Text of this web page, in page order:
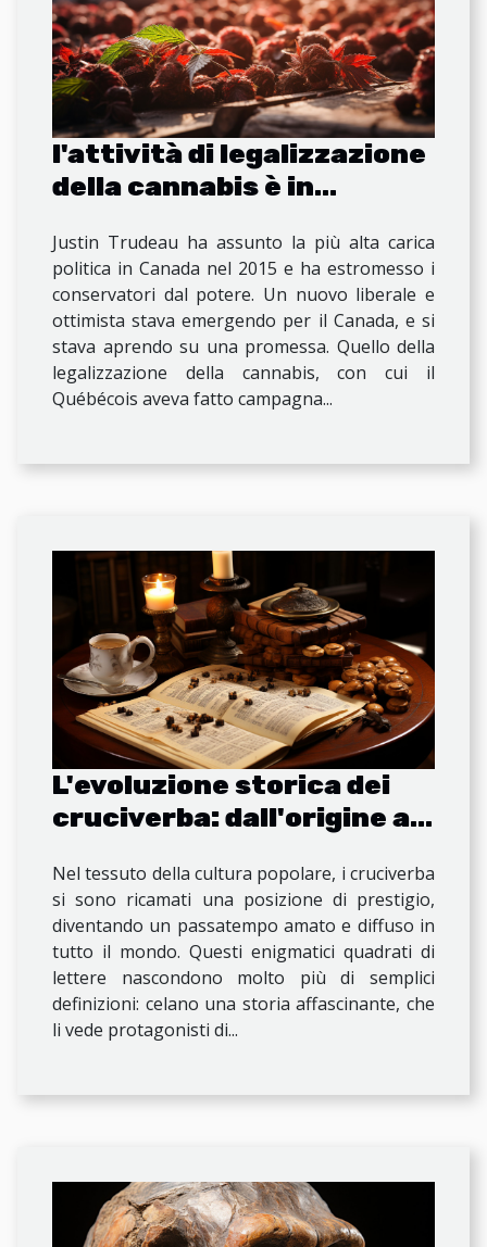
l'attività di legalizzazione
della cannabis è in
Justin Trudeau ha assunto la più alta carica
politica in Canada nel 2015 e ha estromesso i
conservatori dal potere. Un nuovo liberale e
ottimista stava emergendo per il Canada, e si
stava aprendo su una promessa. Quello della
legalizzazione della cannabis, con cui il
Québécois aveva fatto campagna...
L'evoluzione storica dei
cruciverba: dall'origine ai
Nel tessuto della cultura popolare, i cruciverba
si sono ricamati una posizione di prestigio,
diventando un passatempo amato e diffuso in
tutto il mondo. Questi enigmatici quadrati di
lettere nascondono molto più di semplici
definizioni: celano una storia affascinante, che
li vede protagonisti di...